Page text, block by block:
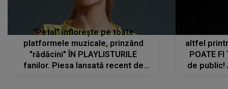
"Petal" înflorește pe toate
platformele muzicale, prinzând
"rădăcini" ÎN PLAYLISTURILE
fanilor. Piesa lansată recent de
altfel
POATE FI
de public!